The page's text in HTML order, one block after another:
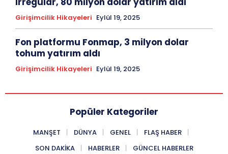
Girişimcilik Hikayeleri Eylül 19, 2025
Fon platformu Fonmap, 3 milyon dolar
tohum yatırım aldı
Girişimcilik Hikayeleri Eylül 19, 2025
Popüler Kategoriler
MANŞET DÜNYA GENEL
FLAŞ HABER
SON DAKIKA
HABERLER GÜNCEL HABERLER